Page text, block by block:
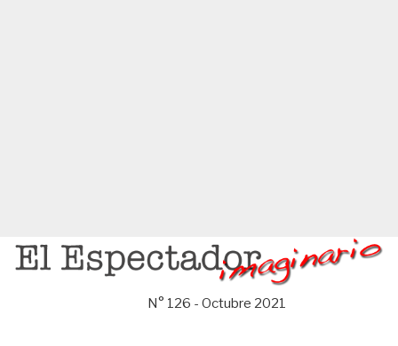
Saltar
N° 126 - Octubre 2021